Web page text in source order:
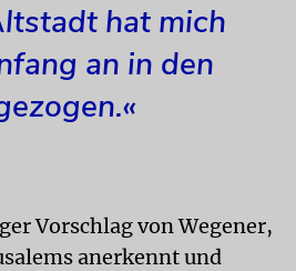
hat mich
an in den
Vorschlag von Wegener,
anerkennt und